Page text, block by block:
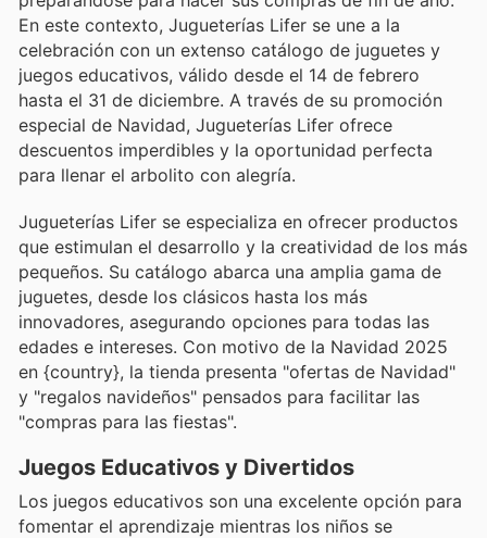
En este contexto, Jugueterías Lifer se une a la
celebración con un extenso catálogo de juguetes y
juegos educativos, válido desde el 14 de febrero
hasta el 31 de diciembre. A través de su promoción
especial de Navidad, Jugueterías Lifer ofrece
descuentos imperdibles y la oportunidad perfecta
para llenar el arbolito con alegría.
Jugueterías Lifer se especializa en ofrecer productos
que estimulan el desarrollo y la creatividad de los más
pequeños. Su catálogo abarca una amplia gama de
juguetes, desde los clásicos hasta los más
innovadores, asegurando opciones para todas las
edades e intereses. Con motivo de la Navidad 2025
en {country}, la tienda presenta "ofertas de Navidad"
y "regalos navideños" pensados para facilitar las
"compras para las fiestas".
Juegos Educativos y Divertidos
Los juegos educativos son una excelente opción para
fomentar el aprendizaje mientras los niños se